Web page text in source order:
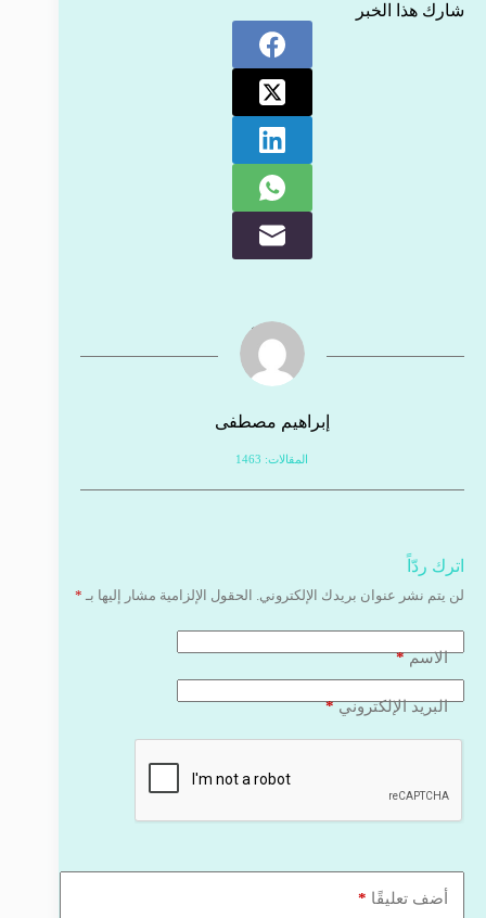
شارك هذا الخبر
إبراهيم مصطفى
المقالات: 1463
اترك ردّاً
لن يتم نشر عنوان بريدك الإلكتروني. الحقول الإلزامية مشار إليها بـ *
الاسم*
البريد الإلكتروني*
أضف تعليقًا *